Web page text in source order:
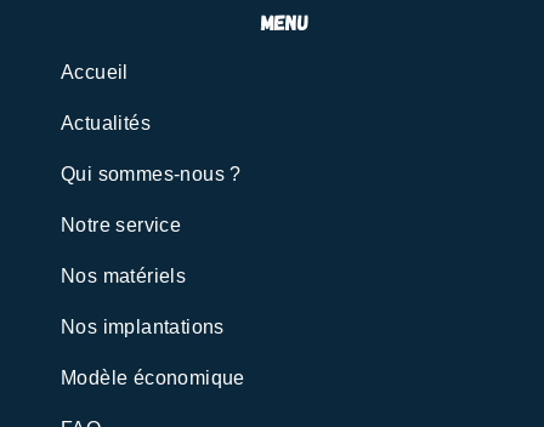
menu
Accueil
Actualités
Qui sommes-nous ?
Notre service
Nos matériels
Nos implantations
Modèle économique